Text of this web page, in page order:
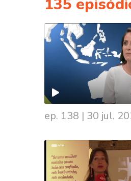
135
ep. 138 | 30 jul.